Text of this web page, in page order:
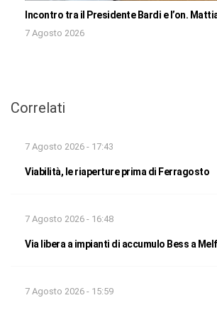
Incontro tra il Presidente Bardi e l’on.
7 Agosto 2026
Correlati
7 Agosto 2026 - 17:43
Viabilità, le riaperture prima di Ferragosto
7 Agosto 2026 - 16:48
Via libera a impianti di accumulo Bess a
7 Agosto 2026 - 15:59